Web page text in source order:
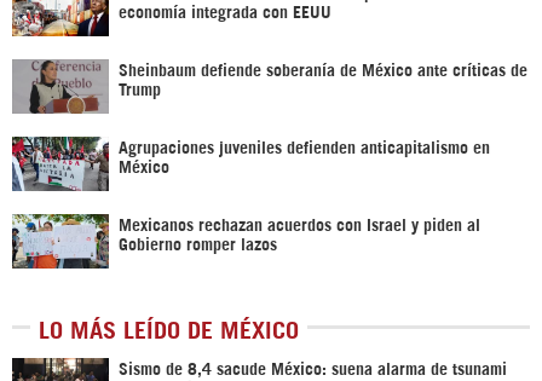
economía integrada con EEUU
Sheinbaum defiende soberanía de México ante críticas de
Trump
Agrupaciones juveniles defienden anticapitalismo en
México
Mexicanos rechazan acuerdos con Israel y piden al
Gobierno romper lazos
LO MÁS LEÍDO DE MÉXICO
Sismo de 8,4 sacude México: suena alarma de tsunami